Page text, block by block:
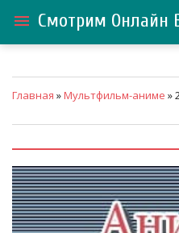
menu Смотрим Онлайн
Главная »Мультфильм-аниме »